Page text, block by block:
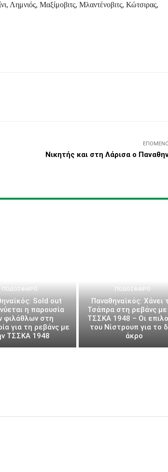
Λημνιός, Μαξίμοβιτς, Μλαντένοβιτς, Κώτσιρας,
Νικητής και στη Λάρισα ο
ΠΟΔΌΣΦΑΙΡΟ
Sold out
η παρουσία
φιλάθλων στη
για τη ρεβάνς με
ΤΣΣΚΑ 1948
ΠΟΔΌΣΦΑΙΡΟ
Παναθηναϊκός: Χάνει
Τσάπρα στη ρεβάνς με
ΤΣΣΚΑ 1948 – Οι
του Νίστρουπ για το
άκρο